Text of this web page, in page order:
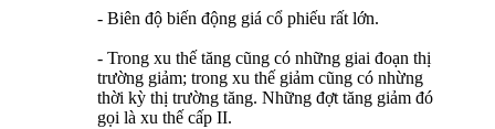
- Biên độ biến động giá cổ phiếu rất lớn.
- Trong xu thế tăng cũng có những giai đoạn thị
trường giảm; trong xu thế giảm cũng có nhừng
thời kỳ thị trường tăng. Những đợt tăng giảm đó
gọi là xu thế cấp II.